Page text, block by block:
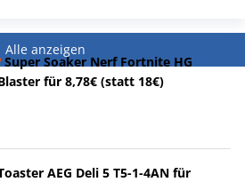
Alle anzeigen
Super Soaker Nerf Fortnite HG
für 8,78€ (statt 18€)
AEG Deli 5 T5-1-4AN für